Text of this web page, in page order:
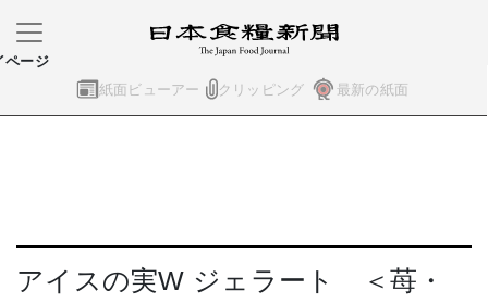
紙面ビューアー クリッピング 最新の紙面
ページ
アイスの実W ジェラート ＜苺・